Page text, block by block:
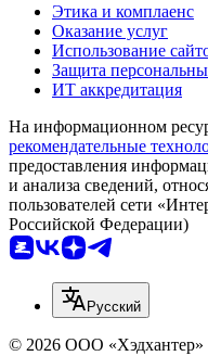
Этика и комплаенс
Оказание услуг
Использование
Защита
ИТ аккредитация
На информационном
рекомендательные
предоставления
и анализа сведений,
пользователей сети
Российской Федерации)
Русский
© 2026 ООО «Хэдхантер»